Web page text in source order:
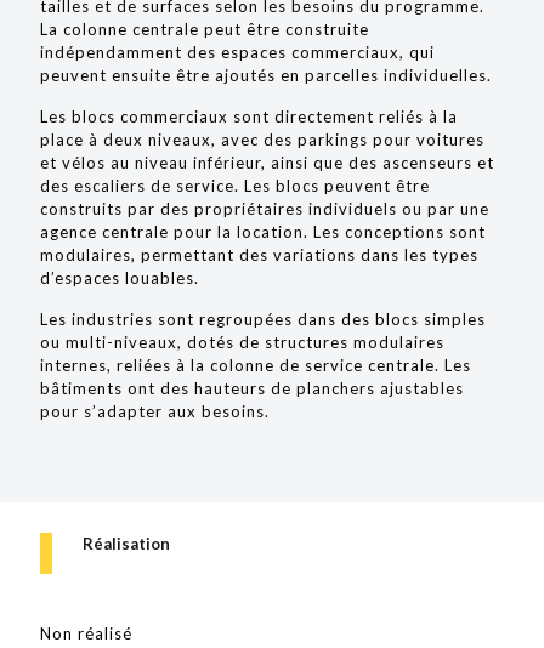
tailles et de surfaces selon les besoins du programme.
La colonne centrale peut être construite
indépendamment des espaces commerciaux, qui
peuvent ensuite être ajoutés en parcelles individuelles.
Les blocs commerciaux sont directement reliés à la
place à deux niveaux, avec des parkings pour voitures
et vélos au niveau inférieur, ainsi que des ascenseurs et
des escaliers de service. Les blocs peuvent être
construits par des propriétaires individuels ou par une
agence centrale pour la location. Les conceptions sont
modulaires, permettant des variations dans les types
d’espaces louables.
Les industries sont regroupées dans des blocs simples
ou multi-niveaux, dotés de structures modulaires
internes, reliées à la colonne de service centrale. Les
bâtiments ont des hauteurs de planchers ajustables
pour s’adapter aux besoins.
Réalisation
Non réalisé